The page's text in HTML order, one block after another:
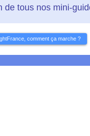
de tous nos mini-
CopyrightFrance, comment ça marche ?